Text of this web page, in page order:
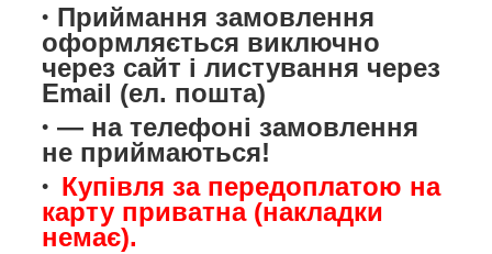
Приймання замовлення
оформляється виключно
через сайт і листування через
Email (ел. пошта)
— на телефоні замовлення
не приймаються!
Купівля за передоплатою на
карту приватна (накладки
немає).